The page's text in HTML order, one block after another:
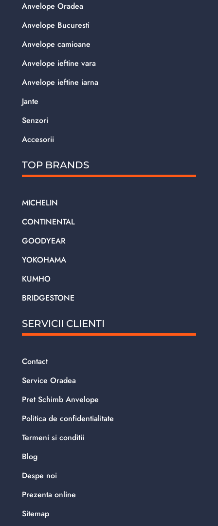
Anvelope Oradea
Anvelope Bucuresti
Anvelope camioane
Anvelope ieftine vara
Anvelope ieftine iarna
Jante
Senzori
Accesorii
TOP BRANDS
MICHELIN
CONTINENTAL
GOODYEAR
YOKOHAMA
KUMHO
BRIDGESTONE
SERVICII CLIENTI
Contact
Service Oradea
Pret Schimb Anvelope
Politica de confidentialitate
Termeni si conditii
Blog
Despe noi
Prezenta online
Sitemap